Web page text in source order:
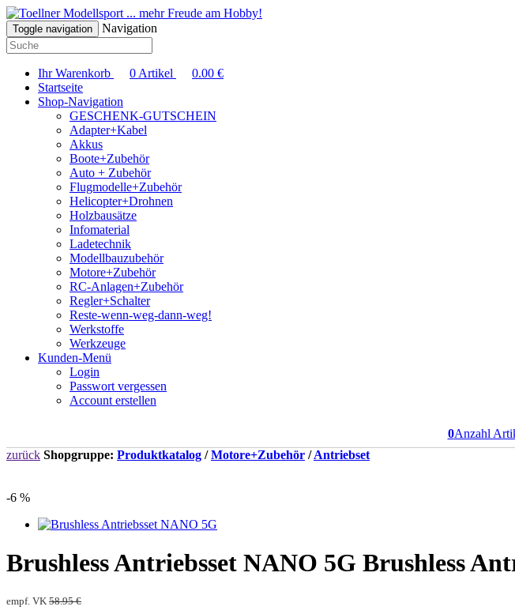
... mehr Freude am Hobby!
Toggle navigation Navigation
Ihr Warenkorb 0 Artikel 0.00 €
Startseite
Shop-Navigation
GESCHENK-GUTSCHEIN
Adapter+Kabel
Akkus
Boote+Zubehör
Auto + Zubehör
Flugmodelle+Zubehör
Helicopter+Drohnen
Holzbausätze
Infomaterial
Ladetechnik
Modellbauzubehör
Motore+Zubehör
RC-Anlagen+Zubehör
Regler+Schalter
Reste-wenn-weg-dann-weg!
Werkstoffe
Werkzeuge
Kunden-Menü
Login
Passwort vergessen
Account erstellen
0Anzahl
zurück Shopgruppe: Produktkatalog /Motore+Zubehör /Antriebset
-6 %
Brushless Antriebsset NANO 5G Brushless
empf. VK 58.95 €